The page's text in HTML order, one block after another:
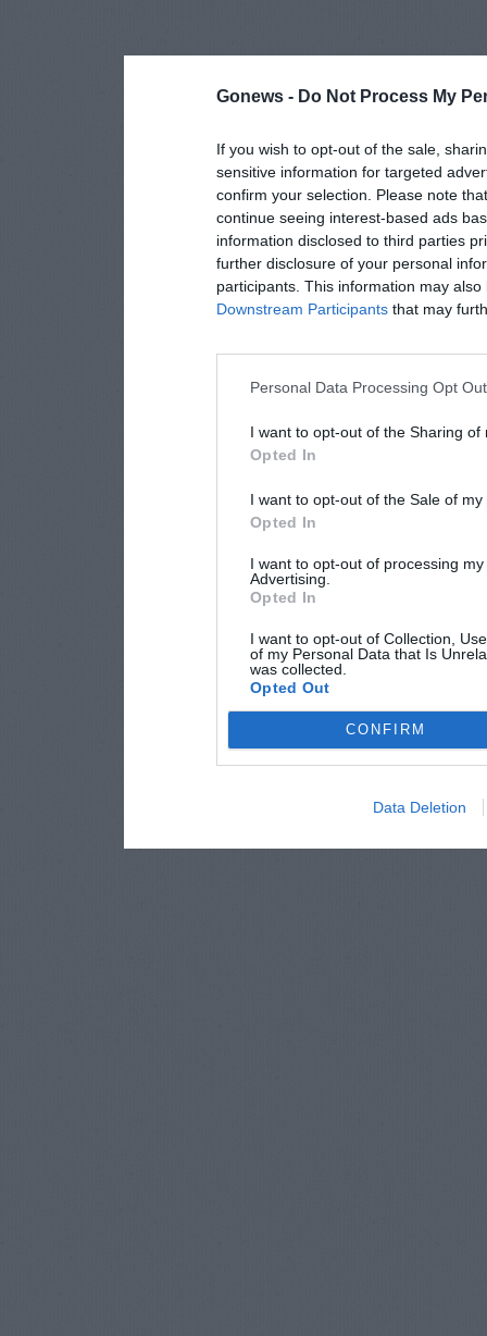
Gonews - Do Not Process My
If you wish to opt-out of the sale,
sensitive information for targeted
confirm your selection. Please note
continue seeing interest-based ads
information disclosed to third parties
further disclosure of your personal
participants. This information may
Downstream Participants that may
Personal Data Processing Opt
I want to opt-out of the Sharing of
Opted In
I want to opt-out of the Sale of
Opted In
I want to opt-out of processing
Advertising.
Opted In
I want to opt-out of Collection,
of my Personal Data that Is
was collected.
Opted Out
CONFIRM
Data Deletion